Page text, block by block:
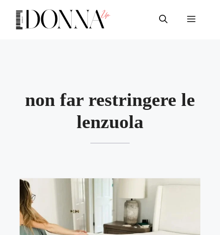
contenuto
Menu
non far restringere le
lenzuola